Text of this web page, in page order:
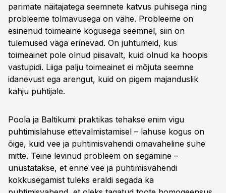
parimate näitajatega seemnete katvus puhisega ning
probleeme tolmavusega on vähe. Probleeme on
esinenud toimeaine kogusega seemnel, siin on
tulemused väga erinevad. On juhtumeid, kus
toimeainet pole olnud piisavalt, kuid olnud ka hoopis
vastupidi. Liiga palju toimeainet ei mõjuta seemne
idanevust ega arengut, kuid on pigem majanduslik
kahju puhtijale.
Poola ja Baltikumi praktikas tehakse enim vigu
puhtimislahuse ettevalmistamisel – lahuse kogus on
õige, kuid vee ja puhtimisvahendi omavaheline suhe
mitte. Teine levinud probleem on segamine –
unustatakse, et enne vee ja puhtimisvahendi
kokkusegamist tuleks eraldi segada ka